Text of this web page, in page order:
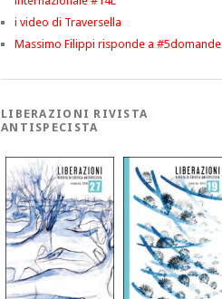
i video di Traversella
Massimo Filippi risponde a #5domande
LIBERAZIONI RIVISTA
ANTISPECISTA